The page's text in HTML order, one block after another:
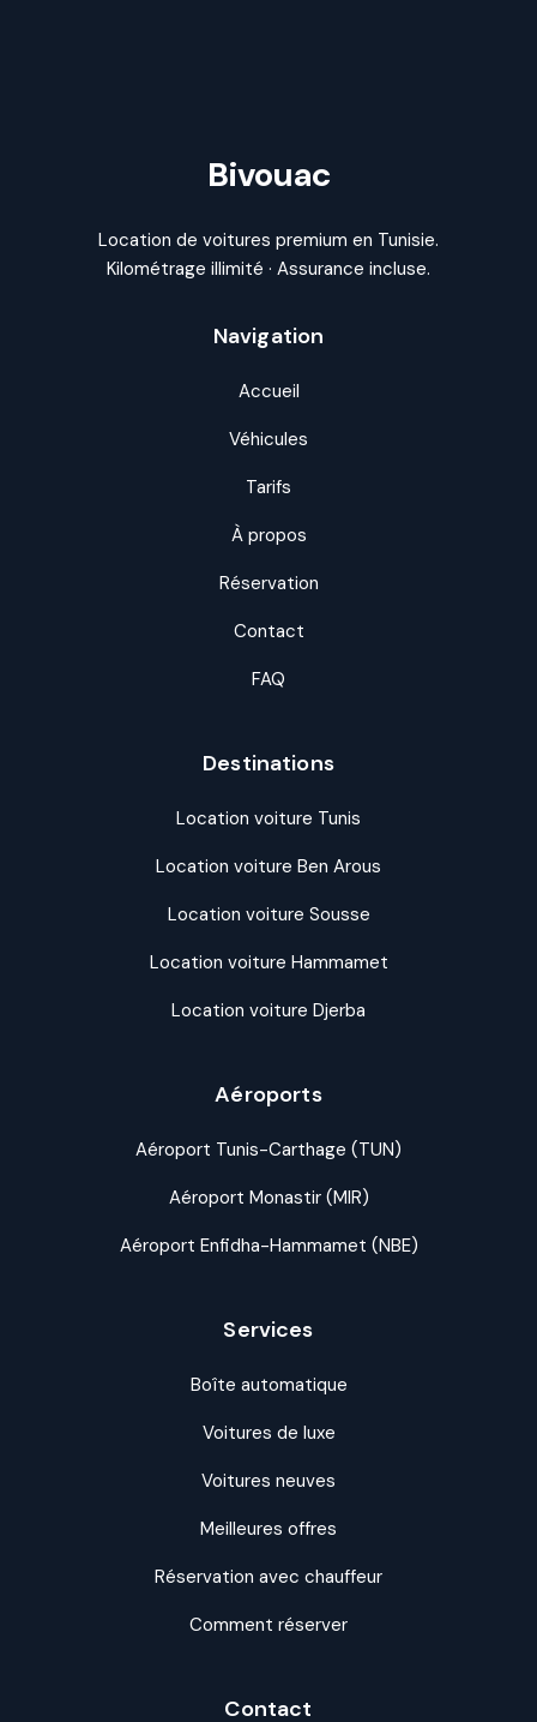
Bivouac
Location de voitures premium en Tunisie.
Kilométrage illimité · Assurance incluse.
Navigation
Accueil
Véhicules
Tarifs
À propos
Réservation
Contact
FAQ
Destinations
Location voiture Tunis
Location voiture Ben Arous
Location voiture Sousse
Location voiture Hammamet
Location voiture Djerba
Aéroports
Aéroport Tunis-Carthage (TUN)
Aéroport Monastir (MIR)
Aéroport Enfidha-Hammamet (NBE)
Services
Boîte automatique
Voitures de luxe
Voitures neuves
Meilleures offres
Réservation avec chauffeur
Comment réserver
Contact